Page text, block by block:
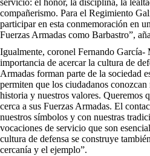
servicio: el honor, la disciplina, la
compañerismo. Para el Regimiento
participar en esta conmemoración en
Fuerzas Armadas como Barbastro”,
Igualmente, coronel Fernando García-
importancia de acercar la cultura de
Armadas forman parte de la sociedad
permiten que los ciudadanos
historia y nuestros valores. Queremos
cerca a sus Fuerzas Armadas. El
nuestros símbolos y con nuestras
vocaciones de servicio que son
cultura de defensa se construye
cercanía y el ejemplo”.